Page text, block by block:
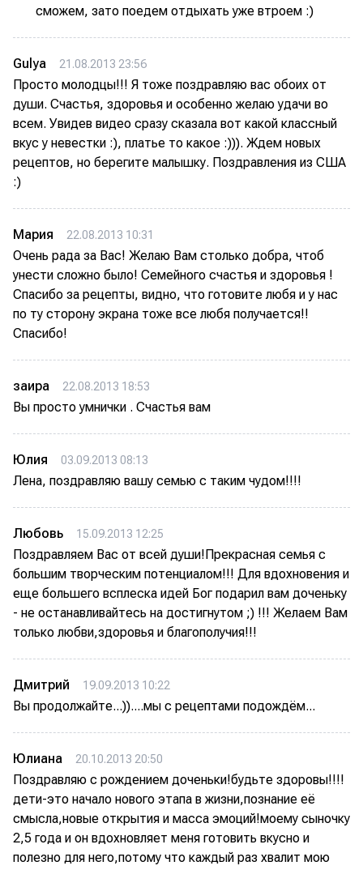
сможем, зато поедем отдыхать уже втроем :)
Gulya 21.08.2013 23:56
Просто молодцы!!! Я тоже поздравляю вас обоих от
души. Счастья, здоровья и особенно желаю удачи во
всем. Увидев видео сразу сказала вот какой классный
вкус у невестки :), платье то какое :))). Ждем новых
рецептов, но берегите малышку. Поздравления из США
:)
Мария 22.08.2013 10:31
Очень рада за Вас! Желаю Вам столько добра, чтоб
унести сложно было! Семейного счастья и здоровья !
Спасибо за рецепты, видно, что готовите любя и у нас
по ту сторону экрана тоже все любя получается!!
Спасибо!
заира 22.08.2013 18:53
Вы просто умнички . Счастья вам
Юлия 03.09.2013 08:13
Лена, поздравляю вашу семью с таким чудом!!!!
Любовь 15.09.2013 12:25
Поздравляем Вас от всей души!Прекрасная семья с
большим творческим потенциалом!!! Для вдохновения и
еще большего всплеска идей Бог подарил вам доченьку
- не останавливайтесь на достигнутом ;) !!! Желаем Вам
только любви,здоровья и благополучия!!!
Дмитрий 19.09.2013 10:22
Вы продолжайте...))....мы с рецептами подождём...
Юлиана 20.10.2013 20:50
Поздравляю с рождением доченьки!будьте здоровы!!!!
дети-это начало нового этапа в жизни,познание её
смысла,новые открытия и масса эмоций!моему сыночку
2,5 года и он вдохновляет меня готовить вкусно и
полезно для него,потому что каждый раз хвалит мою